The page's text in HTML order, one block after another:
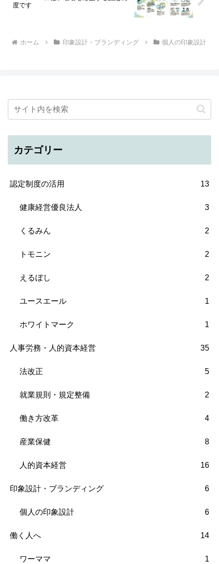
度です
ホーム 印象設計・ブランディング 個人の印象設計
カテゴリー
認定制度の活用 13
健康経営優良法人 3
くるみん 2
トモニン 2
えるぼし 2
ユースエール 1
ホワイトマーク 1
人事労務・人的資本経営 35
法改正 5
就業規則・規定整備 2
働き方改革 4
産業保健 8
人的資本経営 16
印象設計・ブランディング 6
個人の印象設計 6
働く人へ 14
ワーママ 1